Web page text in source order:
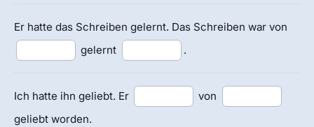
Er hatte das Schreiben gelernt. Das Schreiben war von
gelernt
.
Ich hatte ihn geliebt. Er
von
geliebt worden.